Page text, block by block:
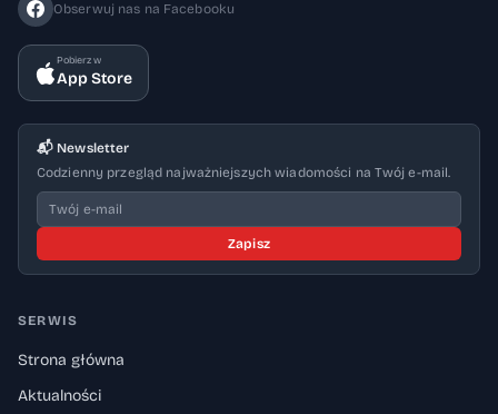
Obserwuj nas na Facebooku
Pobierz w
App Store
📬 Newsletter
Codzienny przegląd najważniejszych wiadomości na Twój e-mail.
Zapisz
SERWIS
Strona główna
Aktualności